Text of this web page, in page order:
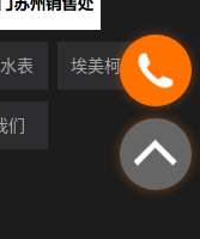
表 埃美柯资讯
们